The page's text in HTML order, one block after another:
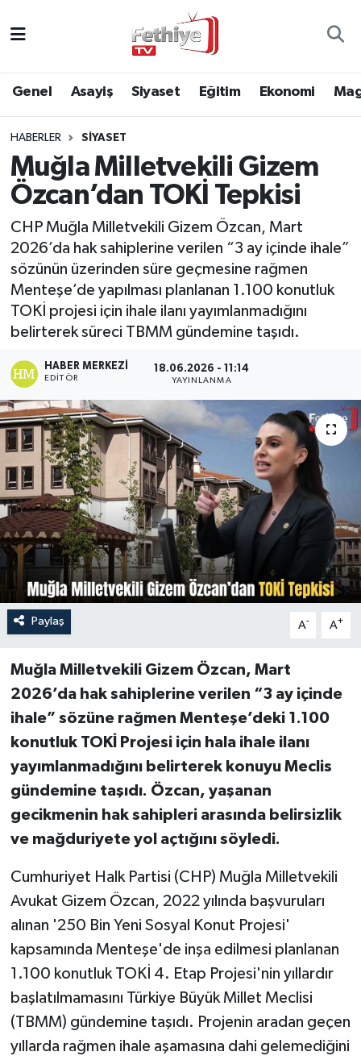
Genel Asayiş Siyaset Eğitim Ekonomi
HABERLER SIYASET
Muğla Milletvekili Gizem
Özcan’dan TOKİ Tepkisi
CHP Muğla Milletvekili Gizem Özcan, Mart
2026’da hak sahiplerine verilen “3 ay içinde ihale”
sözünün üzerinden süre geçmesine rağmen
Menteşe’de yapılması planlanan 1.100 konutluk
TOKİ projesi için ihale ilanı yayımlanmadığını
belirterek süreci TBMM gündemine taşıdı.
HABER MERKEZI
EDITÖR
18.06.2026 - 11:14
YAYINLANMA
Paylaş A- A+
Muğla Milletvekili Gizem Özcan, Mart
2026’da hak sahiplerine verilen “3 ay içinde
ihale” sözüne rağmen Menteşe’deki 1.100
konutluk TOKİ Projesi için hala ihale ilanı
yayımlanmadığını belirterek konuyu Meclis
gündemine taşıdı. Özcan, yaşanan
gecikmenin hak sahipleri arasında belirsizlik
ve mağduriyete yol açtığını söyledi.
Cumhuriyet Halk Partisi (CHP) Muğla Milletvekili
Avukat Gizem Özcan, 2022 yılında başvuruları
alınan '250 Bin Yeni Sosyal Konut Projesi'
kapsamında Menteşe'de inşa edilmesi planlanan
1.100 konutluk TOKİ 4. Etap Projesi'nin yıllardır
başlatılmamasını Türkiye Büyük Millet Meclisi
(TBMM) gündemine taşıdı. Projenin aradan geçen
yıllarda rağmen ihale aşamasına dahi gelemediğini
Asayiş
Eğitim
Ekonomi
Kültür
Magazin
Muğla Hava Durumu
Muğla Namaz Vakitleri
Muğla Trafik Yoğunluk Haritası
Süper Lig Puan Durumu ve Fikstür
Tüm Manşetler
Son Dakika Haberleri